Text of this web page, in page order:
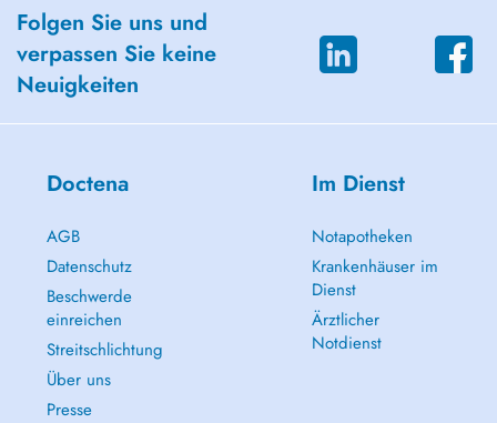
Folgen Sie uns und
verpassen Sie keine
Neuigkeiten
Doctena
AGB
Datenschutz
Beschwerde
einreichen
Streitschlichtung
Über uns
Presse
Im Dienst
Notapotheken
Krankenhäuser im
Dienst
Ärztlicher
Notdienst